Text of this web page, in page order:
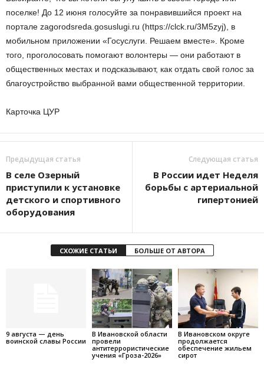
поселке! До 12 июня голосуйте за понравившийся проект на
портале zagorodsreda.gosuslugi.ru (https://clck.ru/3M5zyj), в
мобильном приложении «Госуслуги. Решаем вместе». Кроме
того, проголосовать помогают волонтеры — они работают в
общественных местах и подсказывают, как отдать свой голос за
благоустройство выбранной вами общественной территории.
Карточка ЦУР
Предыдущая статья
В селе Озерный
приступили к установке
детского и спортивного
оборудования
Следующая статья
В России идет Неделя
борьбы с артериальной
гипертонией
СХОЖИЕ СТАТЬИ БОЛЬШЕ ОТ АВТОРА
9 августа — день
воинской славы России
В Ивановской области
провели
антитеррористические
учения «Гроза-2026»
В Ивановском округе
продолжается
обеспечение жильем
сирот